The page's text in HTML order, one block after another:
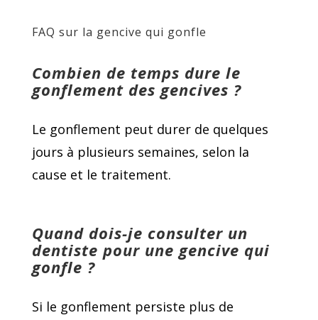
FAQ sur la gencive qui gonfle
Combien de temps dure le
gonflement des gencives ?
Le gonflement peut durer de quelques
jours à plusieurs semaines, selon la
cause et le traitement.
Quand dois-je consulter un
dentiste pour une gencive qui
gonfle ?
Si le gonflement persiste plus de